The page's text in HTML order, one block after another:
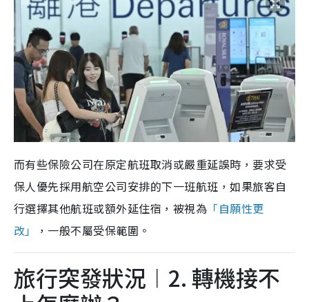
而有些保險公司在原定航班取消或嚴重延誤時，要求受
保人優先採用航空公司安排的下一班航班，如果旅客自
行選擇其他航班或額外延住宿，被視為 「自願性更
改」
，一般不屬受保範圍。
旅行突發狀況︱2. 轉機接不